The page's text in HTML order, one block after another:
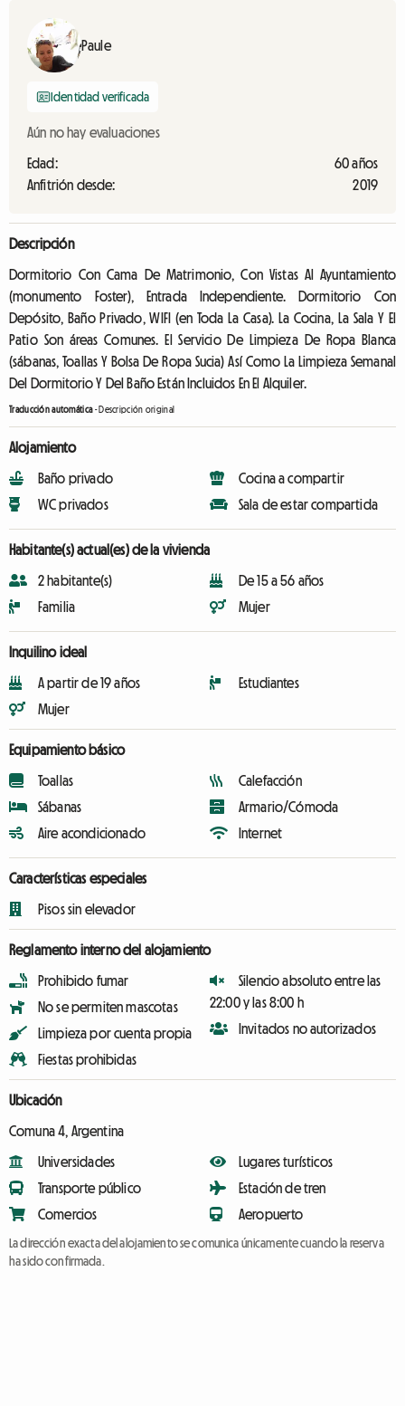
Paule
Identidad verificada
Aún no hay evaluaciones
Edad:
60 años
Anfitrión desde:
2019
Descripción
Dormitorio Con Cama De Matrimonio, Con Vistas Al Ayuntamiento
(monumento Foster), Entrada Independiente. Dormitorio Con
Depósito, Baño Privado, WIFI (en Toda La Casa). La Cocina, La Sala Y El
Patio Son áreas Comunes. El Servicio De Limpieza De Ropa Blanca
(sábanas, Toallas Y Bolsa De Ropa Sucia) Así Como La Limpieza Semanal
Del Dormitorio Y Del Baño Están Incluidos En El Alquiler.
Traducción automática-Descripción original
Alojamiento
Baño privado
WC privados
Cocina a compartir
Sala de estar compartida
Habitante(s) actual(es) de la vivienda
2 habitante(s)
Familia
De 15 a 56 años
Mujer
Inquilino ideal
A partir de 19 años
Mujer
Estudiantes
Equipamiento básico
Toallas
Sábanas
Aire acondicionado
Calefacción
Armario/Cómoda
Internet
Características especiales
Pisos sin elevador
Reglamento interno del alojamiento
Prohibido fumar
No se permiten mascotas
Limpieza por cuenta propia
Fiestas prohibidas
Silencio absoluto entre las
22:00 y las 8:00 h
Invitados no autorizados
Ubicación
Comuna 4, Argentina
Universidades
Transporte público
Comercios
Lugares turísticos
Estación de tren
Aeropuerto
La dirección exacta del alojamiento se comunica únicamente cuando la reserva
ha sido confirmada.